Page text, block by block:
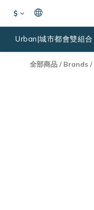
$
Urban|城市都會雙組合
全部商品 / Brands /